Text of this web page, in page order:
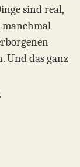
sind real,
manchmal
Und das ganz